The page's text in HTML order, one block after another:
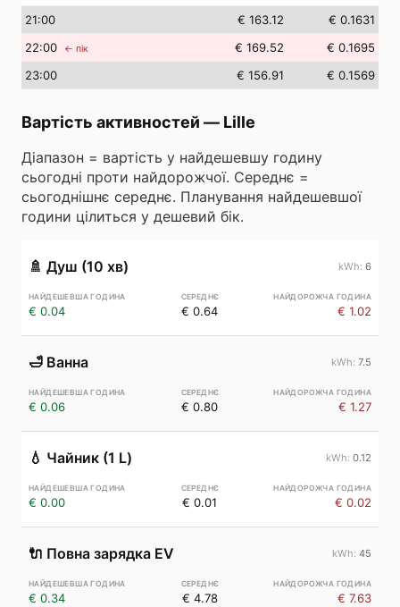
21:00 € 163.12
€ 0.1631
22:00 ← пік € 169.52
€ 0.1695
23:00 € 156.91 € 0.1569
Вартість активностей — Lille
Діапазон = вартість у найдешевшу годину
сьогодні проти найдорожчої. Середнє =
сьогоднішнє середнє. Планування найдешевшої
години цілиться у дешевий бік.
🚿 Душ (10 хв) 6
€ 0.04 € 0.64 € 1.02
🛁 Ванна 7.5
€ 0.06 € 0.80 € 1.27
💧 Чайник (1 L) 0.12
€ 0.00 € 0.01 € 0.02
🔌 Повна зарядка EV 45
€ 0.34 € 4.78 € 7.63